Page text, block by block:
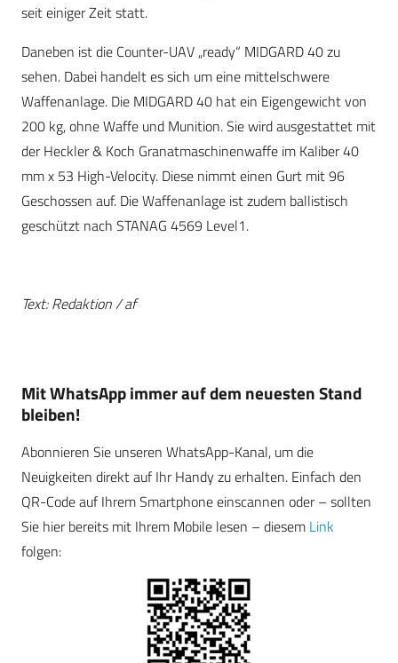
seit einiger Zeit statt.
Daneben ist die Counter-UAV „ready“ MIDGARD 40 zu
sehen. Dabei handelt es sich um eine mittelschwere
Waffenanlage. Die MIDGARD 40 hat ein Eigengewicht von
200 kg, ohne Waffe und Munition. Sie wird ausgestattet mit
der Heckler & Koch Granatmaschinenwaffe im Kaliber 40
mm x 53 High-Velocity. Diese nimmt einen Gurt mit 96
Geschossen auf. Die Waffenanlage ist zudem ballistisch
geschützt nach STANAG 4569 Level1.
Text: Redaktion / af
Mit WhatsApp immer auf dem neuesten Stand
bleiben!
Abonnieren Sie unseren WhatsApp-Kanal, um die
Neuigkeiten direkt auf Ihr Handy zu erhalten. Einfach den
QR-Code auf Ihrem Smartphone einscannen oder – sollten
Sie hier bereits mit Ihrem Mobile lesen – diesem Link
folgen: